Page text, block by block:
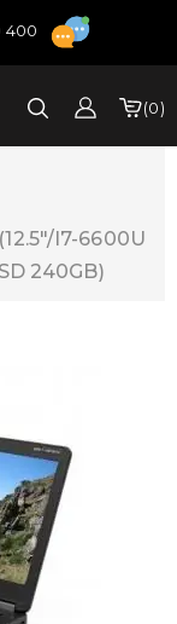
400
0
i7-6600U
240GB)